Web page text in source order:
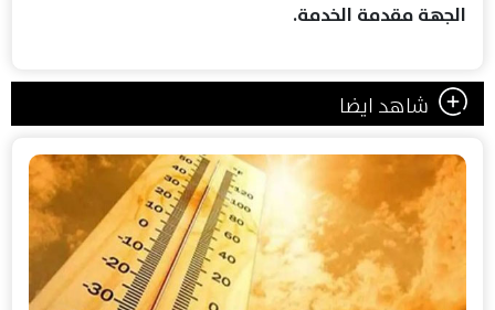
الجهة مقدمة الخدمة.
شاهد ايضا